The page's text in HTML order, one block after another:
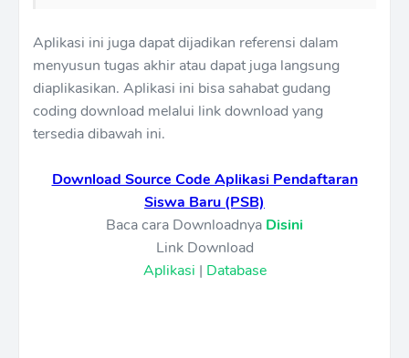
Aplikasi ini juga dapat dijadikan referensi dalam
menyusun tugas akhir atau dapat juga langsung
diaplikasikan. Aplikasi ini bisa sahabat gudang
coding download melalui link download yang
tersedia dibawah ini.
Download Source Code Aplikasi Pendaftaran
Siswa Baru (PSB)
Baca cara Downloadnya Disini
Link Download
Aplikasi | Database